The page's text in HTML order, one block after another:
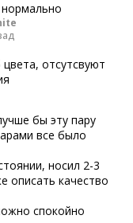
отсутсвуют
бы эту пару
все было
носил 2-3
описать качество
спокойно